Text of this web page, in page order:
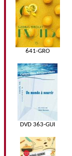
641-GRO
DVD 363-GUI